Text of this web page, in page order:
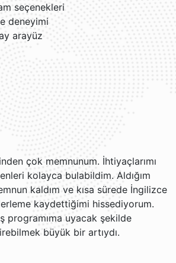
seçenekleri
deneyimi
arayüz
çok memnunum. İhtiyaçlarımı
kolayca bulabildim. Aldığım
kaldım ve kısa sürede İngilizce
kaydettiğimi hissediyorum.
programıma uyacak şekilde
büyük bir artıydı.